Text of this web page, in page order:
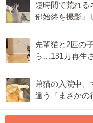
短時間で荒れ
部始終を撮影
先輩猫と2匹の
ら…131万再生
弟猫の入院中
違う『まさか